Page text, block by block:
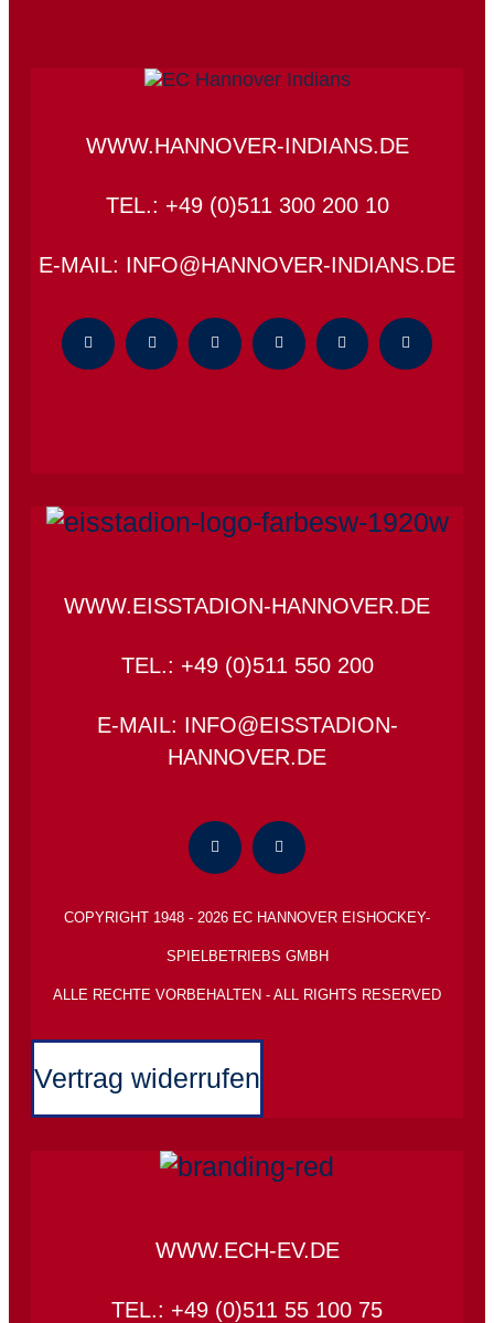
WWW.HANNOVER-INDIANS.DE
TEL.: +49 (0)511 300 200 10
E-MAIL: INFO@HANNOVER-INDIANS.DE
WWW.EISSTADION-HANNOVER.DE
TEL.: +49 (0)511 550 200
E-MAIL: INFO@EISSTADION-
HANNOVER.DE
COPYRIGHT 1948 - 2026 EC HANNOVER EISHOCKEY-
SPIELBETRIEBS GMBH
ALLE RECHTE VORBEHALTEN - ALL RIGHTS RESERVED
Vertrag widerrufen
WWW.ECH-EV.DE
TEL.: +49 (0)511 55 100 75